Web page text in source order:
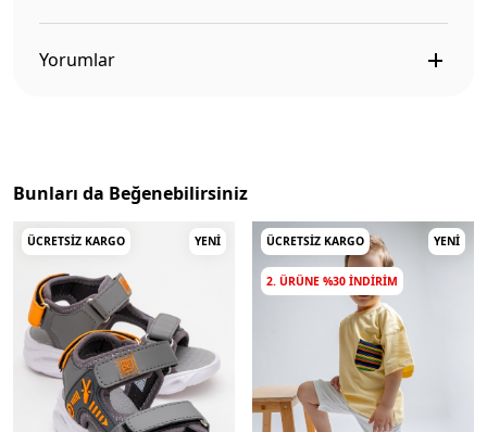
Yorumlar
Bunları da Beğenebilirsiniz
ÜCRETSIZ KARGO YENI ÜCRETSIZ KARGO YENI
2. ÜRÜNE %30 INDIRIM